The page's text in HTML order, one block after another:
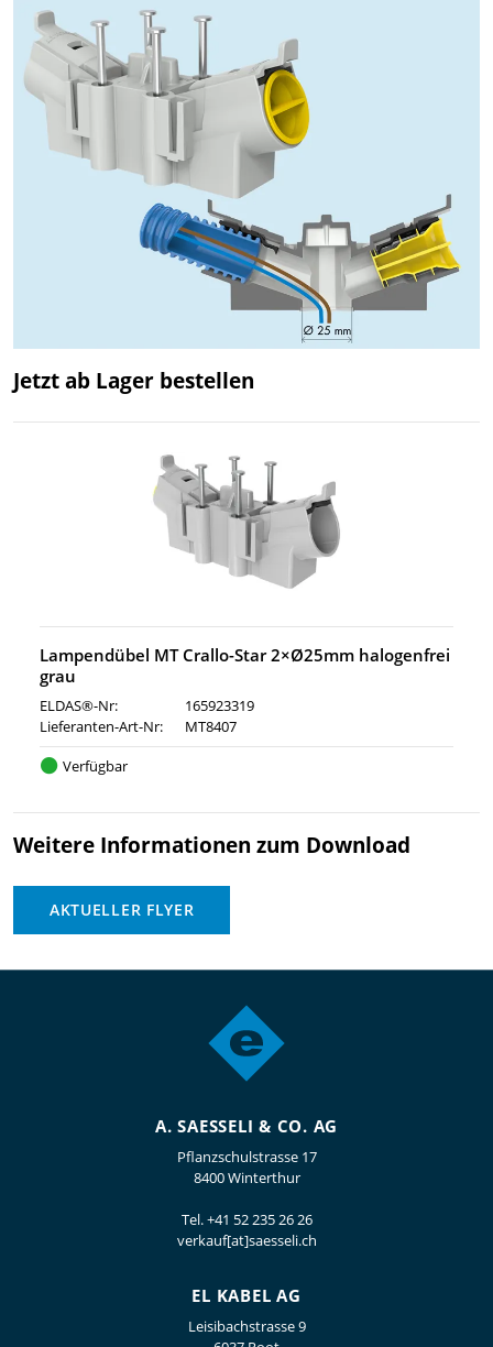
Jetzt ab Lager bestellen
Lampendübel MT Crallo-Star 2×Ø25mm halogenfrei
grau
ELDAS®-Nr:
165923319
Lieferanten-Art-Nr:
MT8407
Verfügbar
Weitere Informationen zum Download
AKTUELLER FLYER
A. SAESSELI & CO. AG
Pflanzschulstrasse 17
8400 Winterthur
Tel.+41 52 235 26 26
verkauf[at]saesseli.ch
EL KABEL AG
Leisibachstrasse 9